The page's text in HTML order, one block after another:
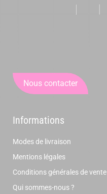
Nous contacter
Informations
Modes de livraison
Mentions légales
Conditions générales de vente
Qui sommes-nous ?